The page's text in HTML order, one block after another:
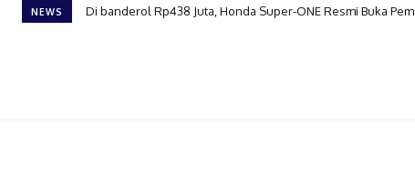
NEWS Di banderol Rp438 Juta, Honda Super-ONE Resmi Buka